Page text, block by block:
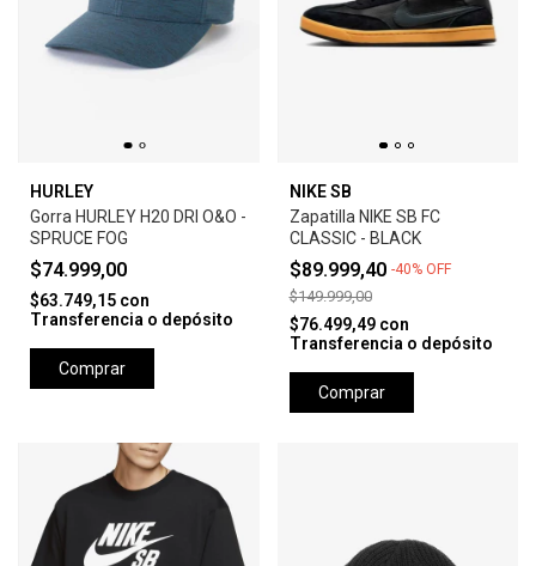
HURLEY
Gorra HURLEY H20 DRI O&O -
SPRUCE FOG
$74.999,00
$63.749,15 con
Transferencia o depósito
Comprar
NIKE SB
Zapatilla NIKE SB FC
CLASSIC - BLACK
$89.999,40 -40% OFF
$149.999,00
$76.499,49 con
Transferencia o depósito
Comprar